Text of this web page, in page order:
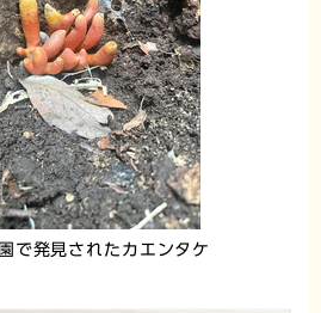
で発見されたカエンタケ